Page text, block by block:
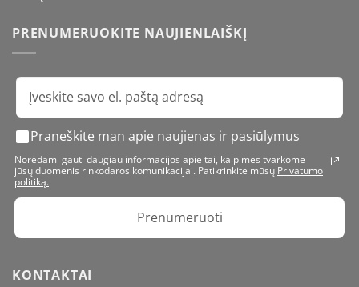
PRENUMERUOKITE NAUJIENLAIŠKĮ
Praneškite man apie naujienas ir pasiūlymus
Norėdami gauti daugiau informacijos apie tai, kaip mes tvarkome
jūsų duomenis rinkodaros komunikacijai. Patikrinkite mūsų Privatumo
politiką.
Prenumeruoti
KONTAKTAI